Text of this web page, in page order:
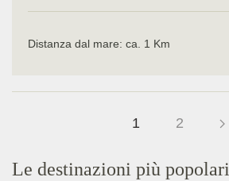
Distanza dal mare: ca. 1 Km
1 2
Le destinazioni più popolari